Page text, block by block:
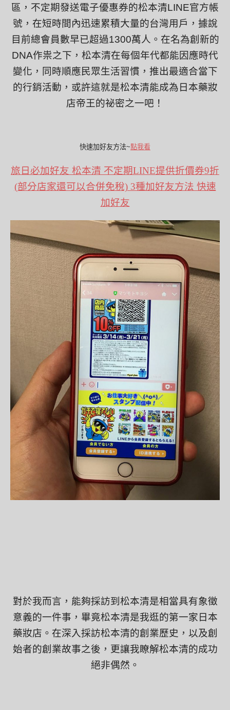
區，不定期發送電子優惠券的松本清LINE官方帳
號，在短時間內迅速累積大量的台灣用戶，據說
目前總會員數早已超過1300萬人。在名為創新的
DNA作祟之下，松本清在每個年代都能因應時代
變化，同時順應民眾生活習慣，推出最適合當下
的行銷活動，或許這就是松本清能成為日本藥妝
店帝王的祕密之一吧！
快速加好友方法~點我看
旅日必加好友 松本清 不定期LINE提供折價券9折
(部分店家還可以合併免稅) 3種加好友方法 快速
加好友
對於我而言，能夠採訪到松本清是相當具有象徵
意義的一件事，畢竟松本清是我逛的第一家日本
藥妝店。在深入採訪松本清的創業歷史，以及創
始者的創業故事之後，更讓我瞭解松本清的成功
絕非偶然。